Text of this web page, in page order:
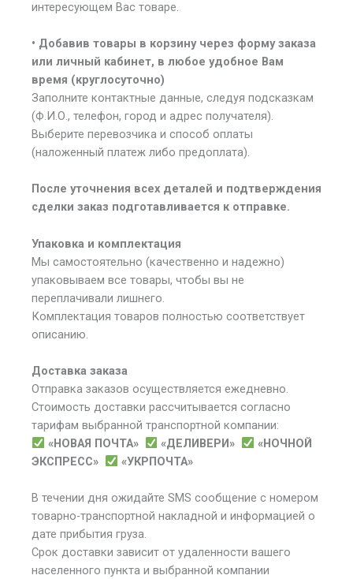
интересующем Вас товаре.
• Добавив товары в корзину через форму заказа
или личный кабинет, в любое удобное Вам
время (круглосуточно)
Заполните контактные данные, следуя подсказкам
(Ф.И.О., телефон, город и адрес получателя).
Выберите перевозчика и способ оплаты
(наложенный платеж либо предоплата).
После уточнения всех деталей и подтверждения
сделки заказ подготавливается к отправке.
Упаковка и комплектация
Мы самостоятельно (качественно и надежно)
упаковываем все товары, чтобы вы не
переплачивали лишнего.
Комплектация товаров полностью соответствует
описанию.
Доставка заказа
Отправка заказов осуществляется ежедневно.
Стоимость доставки рассчитывается согласно
тарифам выбранной транспортной компании:
«НОВАЯ ПОЧТА»
«ДЕЛИВЕРИ»
«НОЧНОЙ
ЭКСПРЕСС»
«УКРПОЧТА»
В течении дня ожидайте SMS сообщение с номером
товарно-транспортной накладной и информацией о
дате прибытия груза.
Срок доставки зависит от удаленности вашего
населенного пункта и выбранной компании